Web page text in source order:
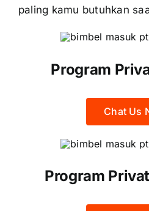
paling kamu butuhkan
Program
Chat Us
Program